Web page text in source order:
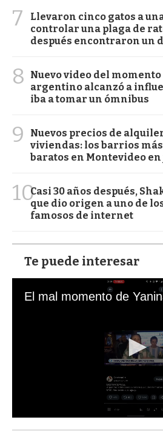
7
Llevaron cinco gatos a
controlar una plaga de
después encontraron un
8
Nuevo video del
argentino alcanzó a
iba a tomar un ómnibus
9
Nuevos precios de
viviendas: los barrios
baratos en Montevideo
10Casi 30 años después,
que dio origen a uno de
famosos de internet
Te puede interesar
s